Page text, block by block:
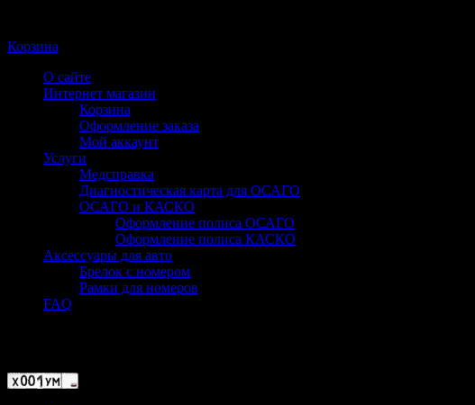
Корзина
О сайте
Интернет магазин
Корзина
Оформление заказа
Мой аккаунт
Услуги
Медсправка
Диагностическая карта для ОСАГО
ОСАГО и КАСКО
Оформление полиса ОСАГО
Оформление полиса КАСКО
Аксессуары для авто
Брелок с номером
Рамки для номеров
FAQ